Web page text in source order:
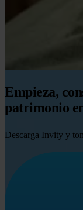
Empieza,
patrimonio
Descarga Invity y